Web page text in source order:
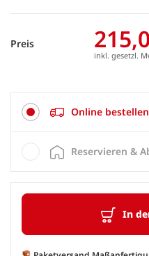
Preis
inkl. gesetzl.
Online bestellen
In
Reservieren &